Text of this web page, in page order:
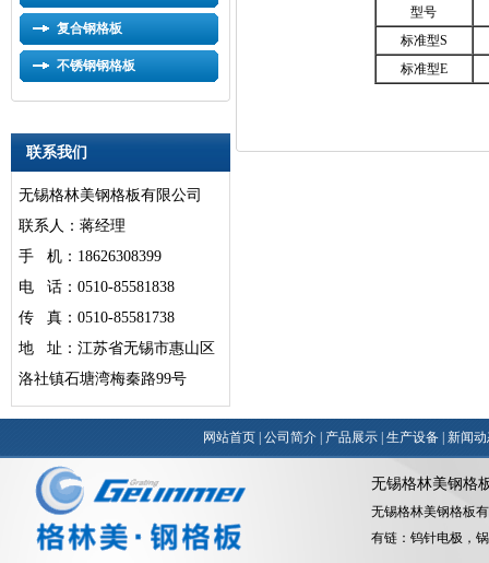
复合钢格板
不锈钢钢格板
联系我们
无锡格林美钢格板有限公司
联系人：蒋经理
手 机：18626308399
电 话：0510-85581838
传 真：0510-85581738
地 址：江苏省无锡市惠山区
洛社镇石塘湾梅秦路99号
型号
标准型S
标准型E
网站首页 | 公司简介 | 产品展示 | 生产设备 | 新闻
无锡格林美钢格
无锡格林美钢格板
有链： 钨针电极 ，